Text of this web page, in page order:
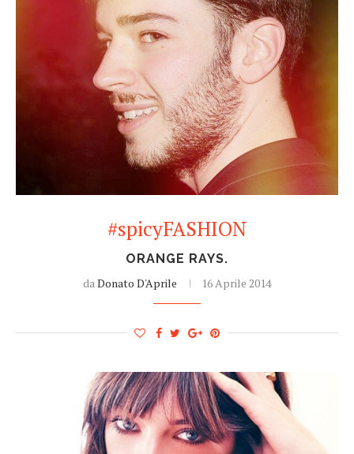
#spicyFASHION
ORANGE RAYS.
daDonato D'Aprile 16 Aprile 2014